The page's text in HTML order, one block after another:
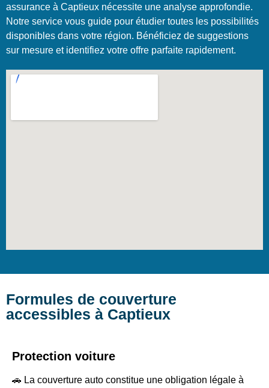
assurance à Captieux nécessite une analyse approfondie.
Notre service vous guide pour étudier toutes les possibilités
disponibles dans votre région. Bénéficiez de suggestions
sur mesure et identifiez votre offre parfaite rapidement.
Formules de couverture
accessibles à Captieux
Protection voiture
🚗 La couverture auto constitue une obligation légale à